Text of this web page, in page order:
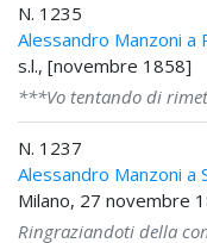
N. 1235
Alessandro Manzoni a
s.l., [novembre 1858]
***Vo tentando di
N. 1237
Alessandro Manzoni a
Milano, 27 novembre
Ringraziandoti della